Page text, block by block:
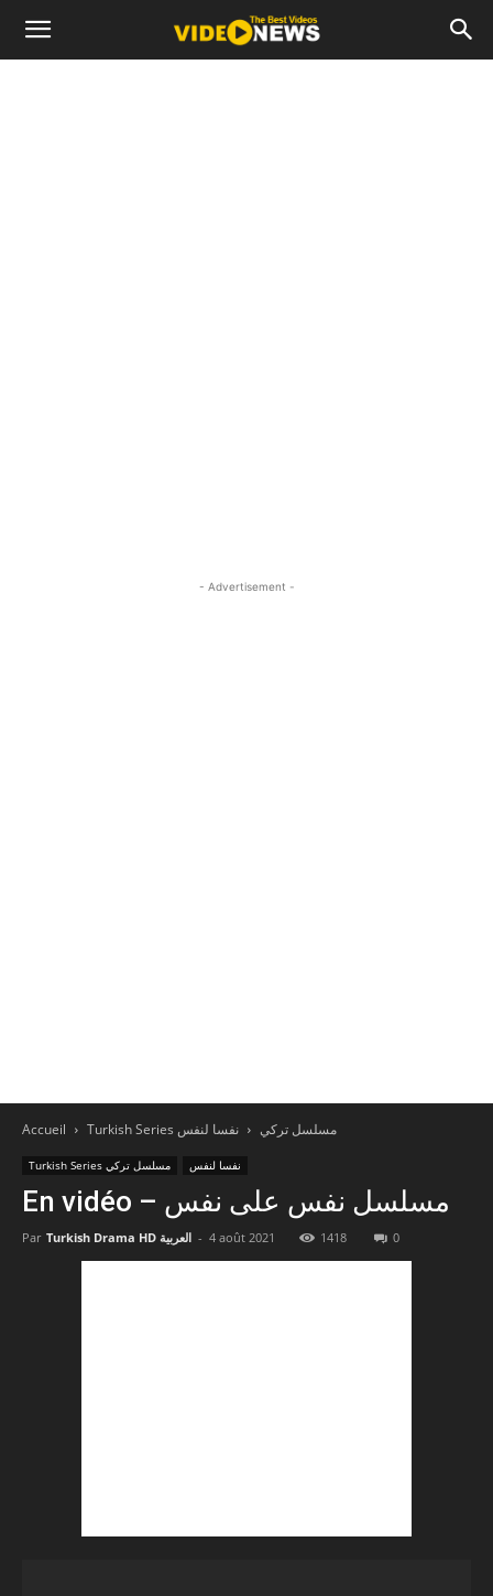
- Advertisement -
Accueil Turkish Series مسلسل تركي نفسا لنفس
Turkish Series مسلسل تركي نفسا لنفس
En vidéo – مسلسل نفس على نفس
Par Turkish Drama HD العربية - 4 août 2021 1418 0